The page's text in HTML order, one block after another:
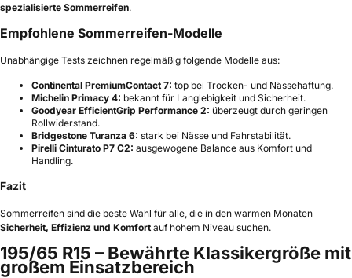
spezialisierte Sommerreifen.
Empfohlene Sommerreifen-Modelle
Unabhängige Tests zeichnen regelmäßig folgende Modelle aus:
Continental PremiumContact 7: top bei Trocken- und Nässehaftung.
Michelin Primacy 4: bekannt für Langlebigkeit und Sicherheit.
Goodyear EfficientGrip Performance 2: überzeugt durch geringen
Rollwiderstand.
Bridgestone Turanza 6: stark bei Nässe und Fahrstabilität.
Pirelli Cinturato P7 C2: ausgewogene Balance aus Komfort und
Handling.
Fazit
Sommerreifen sind die beste Wahl für alle, die in den warmen Monaten
Sicherheit, Effizienz und Komfort auf hohem Niveau suchen.
195/65 R15 – Bewährte Klassikergröße mit
großem Einsatzbereich